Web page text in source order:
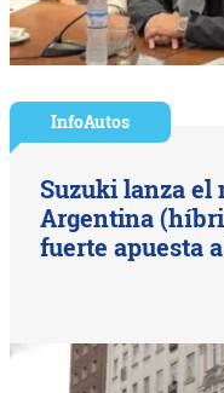
InfoAutos
Suzuki lanza el
Argentina
fuerte apuesta